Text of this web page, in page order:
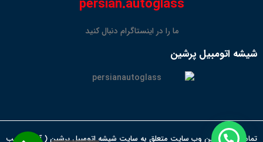
persian.autoglass
ما را در اینستاگرام دنبال کنید
شیشه اتومبیل پرشین
تمامی حقوق این وب سایت متعلق به سایت شیشه اتومبیل پرشین ( آقای نجیب